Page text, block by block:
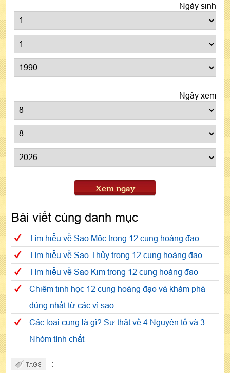
Ngày sinh
Ngày xem
Xem ngay
Bài viết cùng danh mục
Tìm hiểu về Sao Mộc trong 12 cung hoàng đạo
Tìm hiểu về Sao Thủy trong 12 cung hoàng đạo
Tìm hiểu về Sao Kim trong 12 cung hoàng đạo
Chiêm tinh học 12 cung hoàng đạo và khám phá
đúng nhất từ các vì sao
Các loại cung là gì? Sự thật về 4 Nguyên tố và 3
Nhóm tính chất
: